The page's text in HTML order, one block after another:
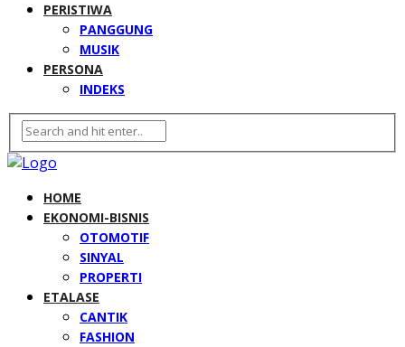
PERISTIWA
PANGGUNG
MUSIK
PERSONA
INDEKS
HOME
EKONOMI-BISNIS
OTOMOTIF
SINYAL
PROPERTI
ETALASE
CANTIK
FASHION